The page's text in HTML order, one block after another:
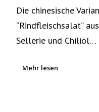
Die chinesische
“Rindfleischsalat”
Sellerie und Chiliöl…
Mehr lesen